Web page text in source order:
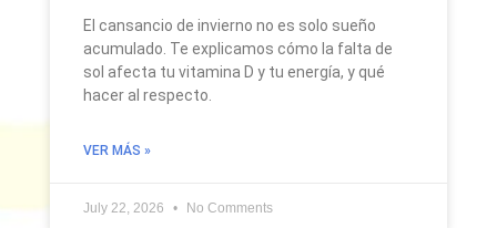
El cansancio de invierno no es solo sueño
acumulado. Te explicamos cómo la falta de
sol afecta tu vitamina D y tu energía, y qué
hacer al respecto.
VER MÁS »
July 22, 2026 No Comments